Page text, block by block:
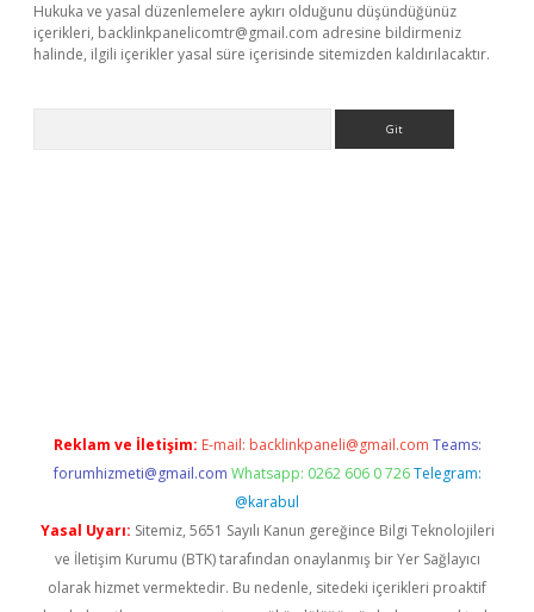
Hukuka ve yasal düzenlemelere aykırı olduğunu düşündüğünüz
içerikleri, backlinkpanelicomtr@gmail.com adresine bildirmeniz
halinde, ilgili içerikler yasal süre içerisinde sitemizden kaldırılacaktır.
Reklam ve İletişim: E-mail: backlinkpaneli@gmail.com Teams:
forumhizmeti@gmail.com Whatsapp: 0262 606 0 726 Telegram:
@karabul
Yasal Uyarı: Sitemiz, 5651 Sayılı Kanun gereğince Bilgi Teknolojileri
ve İletişim Kurumu (BTK) tarafından onaylanmış bir Yer Sağlayıcı
olarak hizmet vermektedir. Bu nedenle, sitedeki içerikleri proaktif